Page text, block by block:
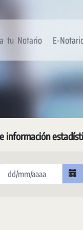
tu Notario E-
información